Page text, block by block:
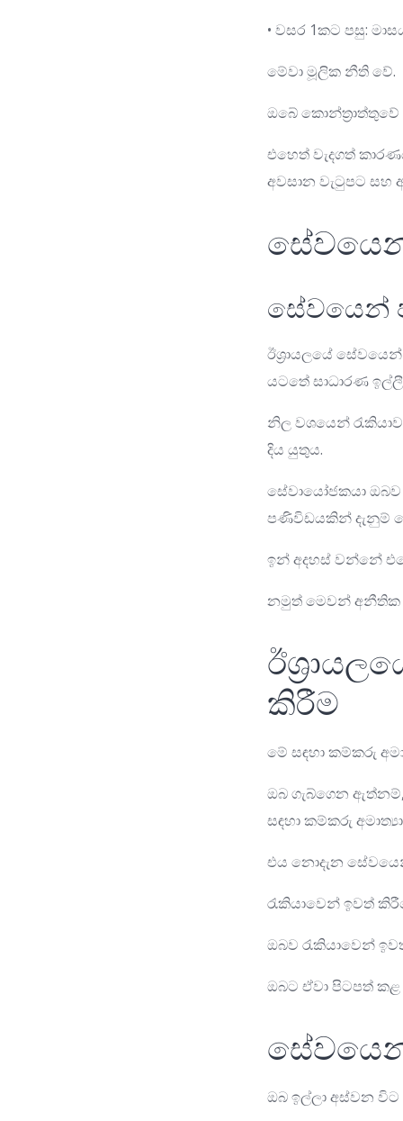
• වසර 1කට පසු:
මේවා මූලික නීති වේ.
ඔබේ
එහෙත් වැදගත්
අවසාන වැටුපට සහ
සේවයෙන්
ඊශ්‍රායලයේ
යටතේ සාධාරණ
නිල වශයෙන්
දිය යුතුය.
සේවායෝජකයා
පණිවිඩයකින් දැනුම්
ඉන් අදහස් වන්නේ
නමුත් මෙවන් අනීතික
කිරීම
මේ සඳහා කම්කරු
ඔබ ගැබ්ගෙන
සඳහා කම්කරු
එය නොදැන
රැකියාවෙන් ඉවත්
ඔබව රැකියාවෙන්
ඔබට ඒවා පිටපත් කළ
ඔබ ඉල්ලා අස්වන